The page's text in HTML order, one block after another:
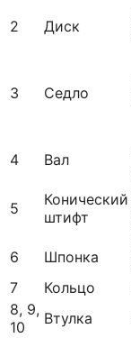
2
Диск
3 Седло
4
Вал
5
Конический
штифт
6 Шпонка
7
Кольцо
8, 9,
10
Втулка